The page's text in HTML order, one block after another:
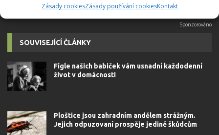
Zásady cookiesZásady používání cookiesKontakt
SOUVISEJÍCÍ ČLÁNKY
Fígle našich babiček vám usnadní každodenní
život v domácnosti
Ploštice jsou zahradním andělem strážným.
Jejich odpuzovaní prospěje jedině škůdcům